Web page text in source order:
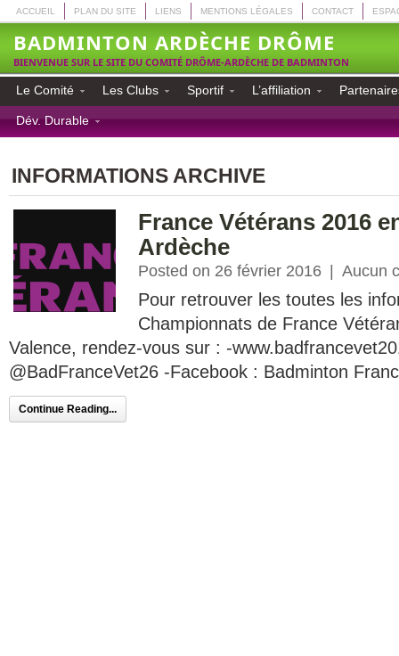
ACCUEIL PLAN DU SITE LIENS MENTIONS LÉGALES CONTACT
BADMINTON ARDÈCHE DRÔME
BIENVENUE SUR LE SITE DU COMITÉ DRÔME-ARDÈCHE DE BADMINTON
Le Comité Les Clubs Sportif L’affiliation
Dév. Durable
INFORMATIONS ARCHIVE
France Vétérans 2016
Ardèche
Posted on 26 février 2016 Aucun
Pour retrouver les toutes les
Championnats de France
Valence, rendez-vous sur : -
@BadFranceVet26 -Facebook : Badminton
Continue Reading...